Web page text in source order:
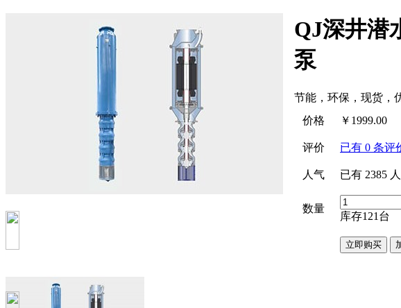
QJ深井潜
泵
节能，环保，现货，
价格
￥ 1999.00
评价 已有 0 条评
人气 已有 2385
数量
库存121 台